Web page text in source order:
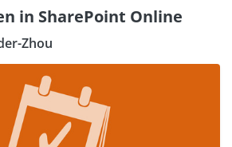
in SharePoint Online
Zhou